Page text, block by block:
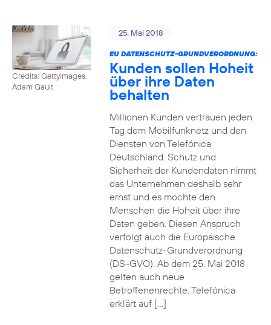
Credits: Gettyimages,
Adam Gault
25. Mai 2018
EU DATENSCHUTZ-GRUNDVERORDNUNG:
Kunden sollen Hoheit
über ihre Daten
behalten
Millionen Kunden vertrauen jeden
Tag dem Mobilfunknetz und den
Diensten von Telefónica
Deutschland. Schutz und
Sicherheit der Kundendaten nimmt
das Unternehmen deshalb sehr
ernst und es möchte den
Menschen die Hoheit über ihre
Daten geben. Diesen Anspruch
verfolgt auch die Europäische
Datenschutz-Grundverordnung
(DS-GVO). Ab dem 25. Mai 2018
gelten auch neue
Betroffenenrechte. Telefónica
erklärt auf […]